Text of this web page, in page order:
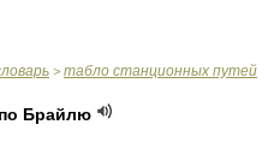
> табло станционных путей
Брайлю